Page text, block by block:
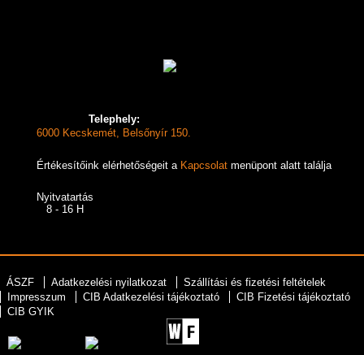
Telephely:
6000 Kecskemét, Belsőnyír 150.
Értékesítőink elérhetőségeit a Kapcsolat menüpont alatt találja
Nyitvatartás
8 - 16 H
ÁSZF Adatkezelési nyilatkozat
Szállítási és fizetési feltételek
Impresszum
CIB Adatkezelési tájékoztató
CIB Fizetési tájékoztató
CIB GYIK